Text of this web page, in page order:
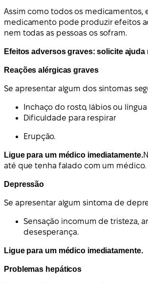
Assim como todos os medicamentos,
medicamento pode produzir efeitos
nem todas as pessoas os sofram.
Efeitos adversos graves: solicite ajuda
Reações alérgicas graves
Se apresentar algum dos sintomas
Inchaço do rosto, lábios ou língua
Dificuldade para respirar
Erupção.
Ligue para um médico imediatamente.
até que tenha falado com um médico.
Depressão
Se apresentar algum sintoma de
Sensação incomum de tristeza,
desesperança.
Ligue para um médico imediatamente.
Problemas hepáticos